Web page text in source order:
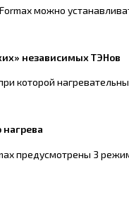
можно
независимых ТЭНов
которой
предусмотрены 3